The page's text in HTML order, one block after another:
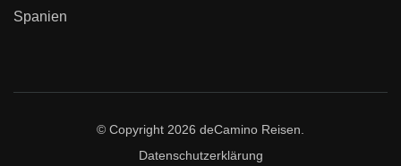
Spanien
© Copyright 2026 deCamino Reisen.
Datenschutzerklärung